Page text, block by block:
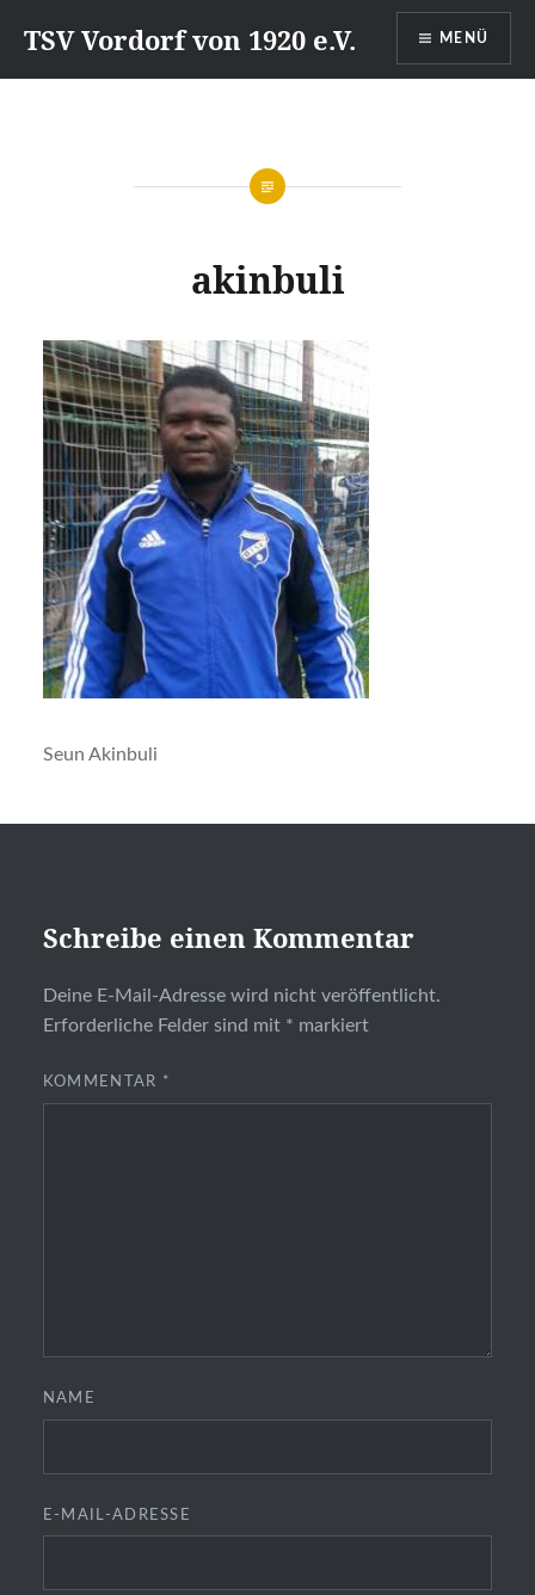
zumTSV Vordorf von 1920 e.V. MENÜ
akinbuli
Seun Akinbuli
Schreibe einen Kommentar
Deine E-Mail-Adresse wird nicht veröffentlicht.
Erforderliche Felder sind mit * markiert
KOMMENTAR *
NAME
E-MAIL-ADRESSE